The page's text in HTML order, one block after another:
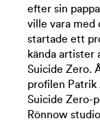
efter sin
ville vara med
startade ett
kända artister
Suicide Zero.
profilen Patrik
Suicide Zero-
Rönnow